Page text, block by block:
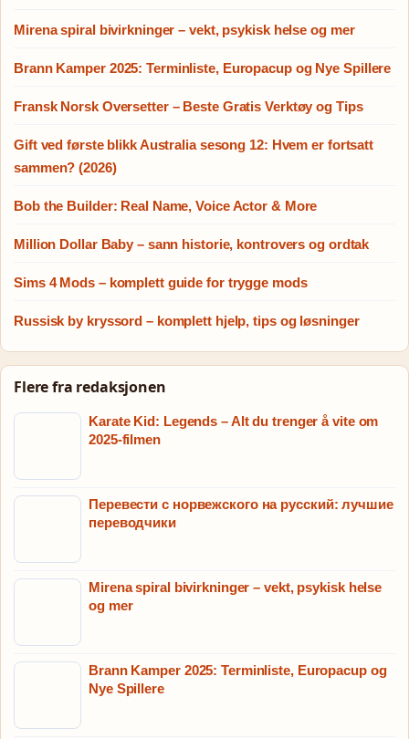
Mirena spiral bivirkninger – vekt, psykisk helse og mer
Brann Kamper 2025: Terminliste, Europacup og Nye Spillere
Fransk Norsk Oversetter – Beste Gratis Verktøy og Tips
Gift ved første blikk Australia sesong 12: Hvem er fortsatt
sammen? (2026)
Bob the Builder: Real Name, Voice Actor & More
Million Dollar Baby – sann historie, kontrovers og ordtak
Sims 4 Mods – komplett guide for trygge mods
Russisk by kryssord – komplett hjelp, tips og løsninger
Flere fra redaksjonen
Karate Kid: Legends – Alt du trenger å vite om
2025-filmen
Перевести с норвежского на русский: лучшие
переводчики
Mirena spiral bivirkninger – vekt, psykisk helse
og mer
Brann Kamper 2025: Terminliste, Europacup og
Nye Spillere